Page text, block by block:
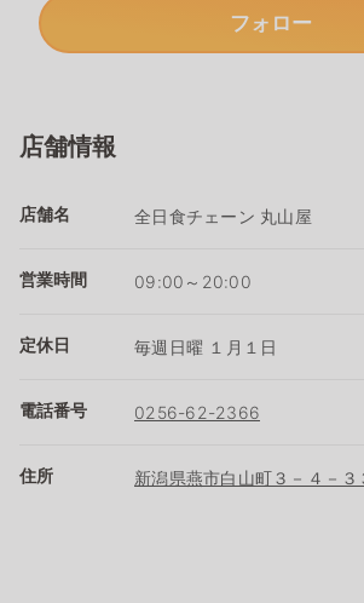
フォロー
店舗情報
店舗名 全日食チェーン 丸山屋
営業時間 09:00～20:00
定休日 毎週日曜 １月１日
電話番号 0256-62-2366
住所 新潟県燕市白山町３－４－３